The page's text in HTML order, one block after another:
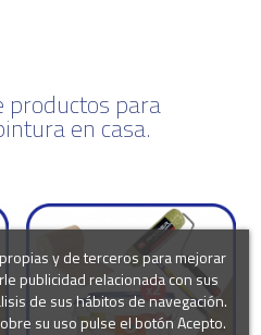
productos para
en casa.
y de terceros para mejorar
publicidad relacionada con sus
de sus hábitos de navegación.
su uso pulse el botón Acepto.